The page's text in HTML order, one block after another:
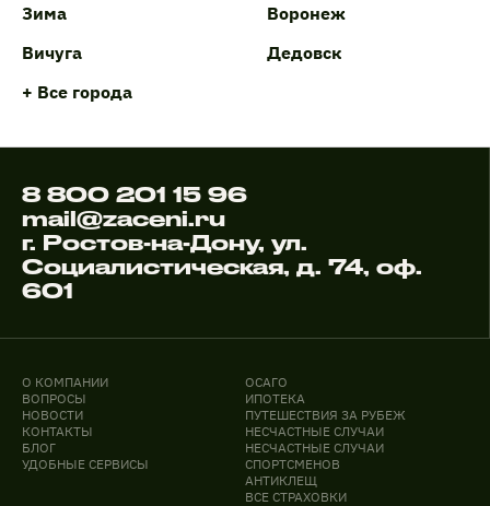
Зима
Воронеж
Вичуга
Дедовск
+ Все города
8 800 201 15 96
mail@zaceni.ru
г. Ростов-на-Дону, ул.
Социалистическая, д. 74, оф.
601
О КОМПАНИИ
ВОПРОСЫ
НОВОСТИ
КОНТАКТЫ
БЛОГ
УДОБНЫЕ СЕРВИСЫ
ОСАГО
ИПОТЕКА
ПУТЕШЕСТВИЯ ЗА РУБЕЖ
НЕСЧАСТНЫЕ СЛУЧАИ
НЕСЧАСТНЫЕ СЛУЧАИ
СПОРТСМЕНОВ
АНТИКЛЕЩ
ВСЕ СТРАХОВКИ